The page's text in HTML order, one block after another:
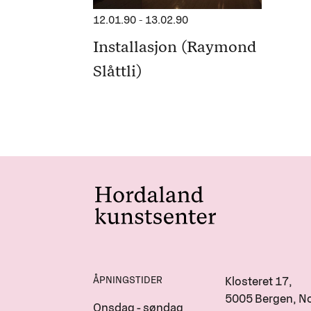
12.01.90 - 13.02.90
Installasjon (Raymond
Slåttli)
ÅPNINGSTIDER
Onsdag - søndag
Klosteret 17,
5005 Bergen,